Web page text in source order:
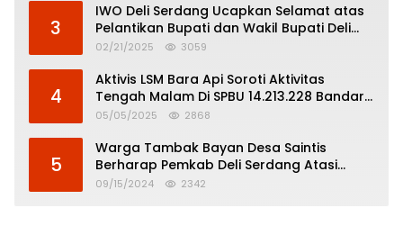
3
IWO Deli Serdang Ucapkan Selamat atas
Pelantikan Bupati dan Wakil Bupati Deli
Serdang
02/21/2025 3059
4
Aktivis LSM Bara Api Soroti Aktivitas
Tengah Malam Di SPBU 14.213.228 Bandar
Tinggi
05/05/2025 2868
5
Warga Tambak Bayan Desa Saintis
Berharap Pemkab Deli Serdang Atasi
Banjir
09/15/2024 2342